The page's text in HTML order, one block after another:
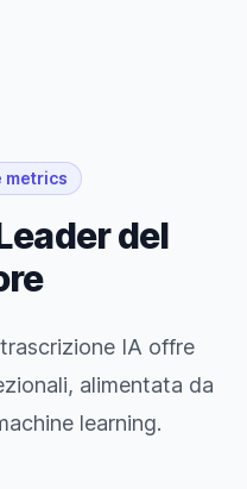
metrics
del
IA offre
alimentata da
learning.